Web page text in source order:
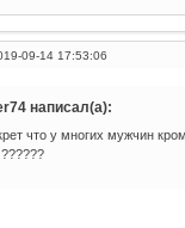
09-14 17:53:06
написал(а):
что у многих мужчин